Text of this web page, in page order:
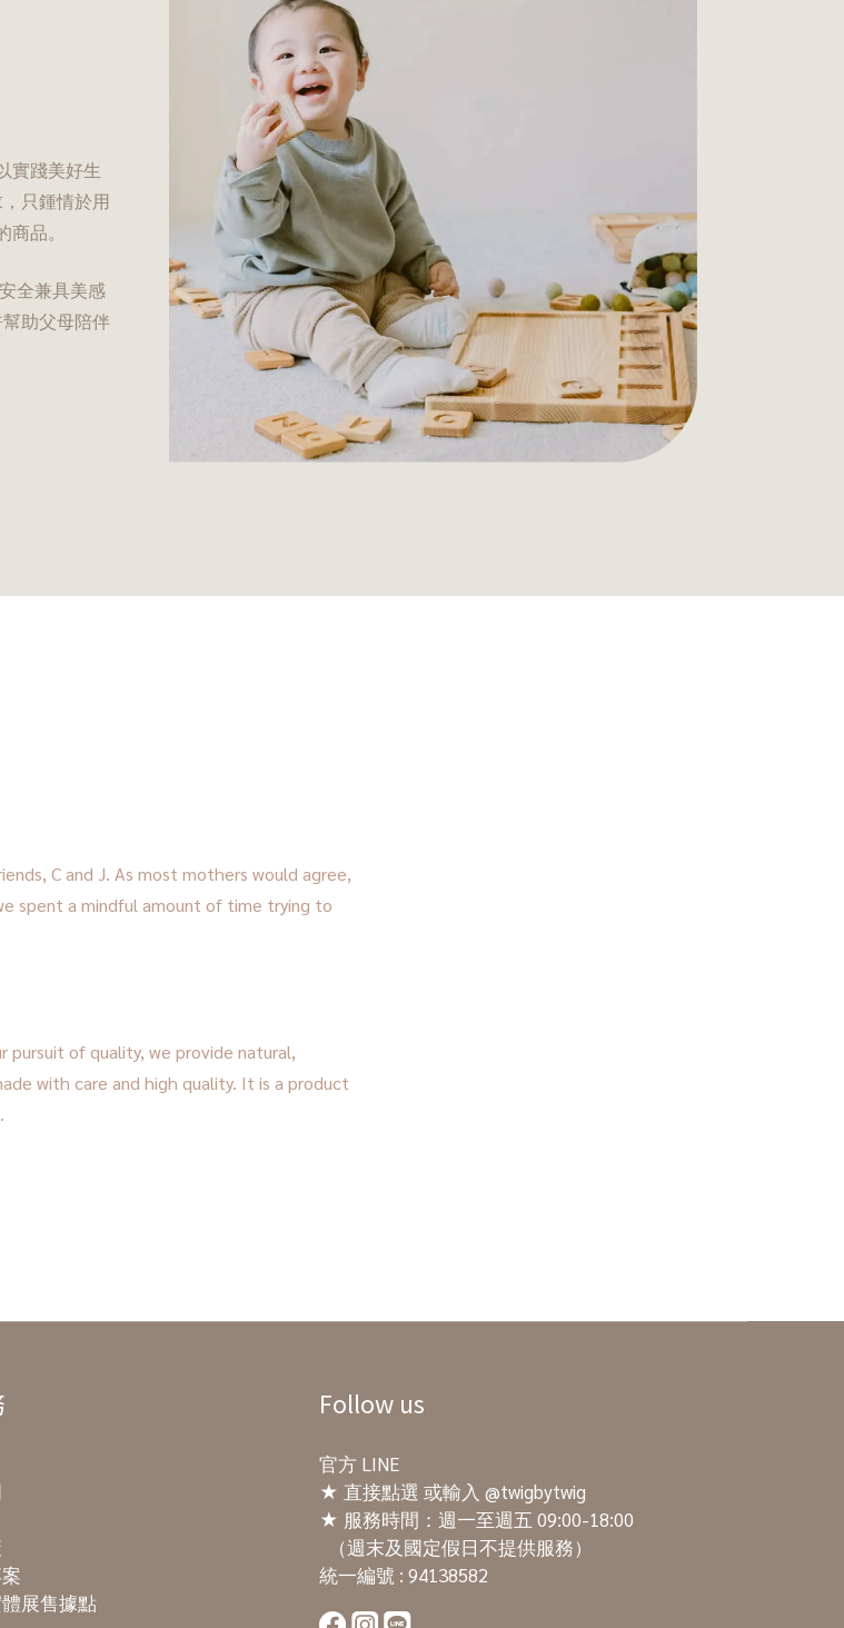
實踐美好生
只鍾情於用
品。
全兼具美感
助父母陪伴
C and J. As most mothers would agree,
spent a mindful amount of time trying to
of quality, we provide natural,
with care and high quality. It is a product
展售據點
Follow us
官方 LINE
★ 直接點選 或輸入 @twigbytwig
★ 服務時間：週一至週五 09:00-18:00
（週末及國定假日不提供服務）
統一編號 : 94138582